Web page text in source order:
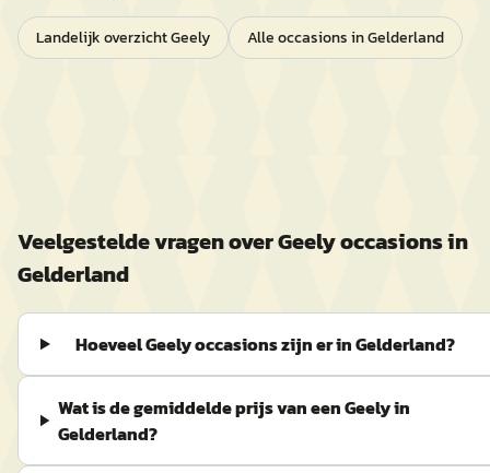
Landelijk overzichtGeely Alle occasions inGelderland
Veelgestelde vragen overGeelyoccasions in
Gelderland
Hoeveel Geely occasions zijn er in Gelderland?
Wat is de gemiddelde prijs van een Geely in
Gelderland?